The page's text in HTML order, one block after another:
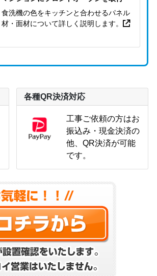
食洗機の色をキッチンと合わせるパネル
材・面材について詳しく説明します。
各種QR決済対応
工事ご依頼の方はお
振込み・現金決済の
他、QR決済が可能
です。